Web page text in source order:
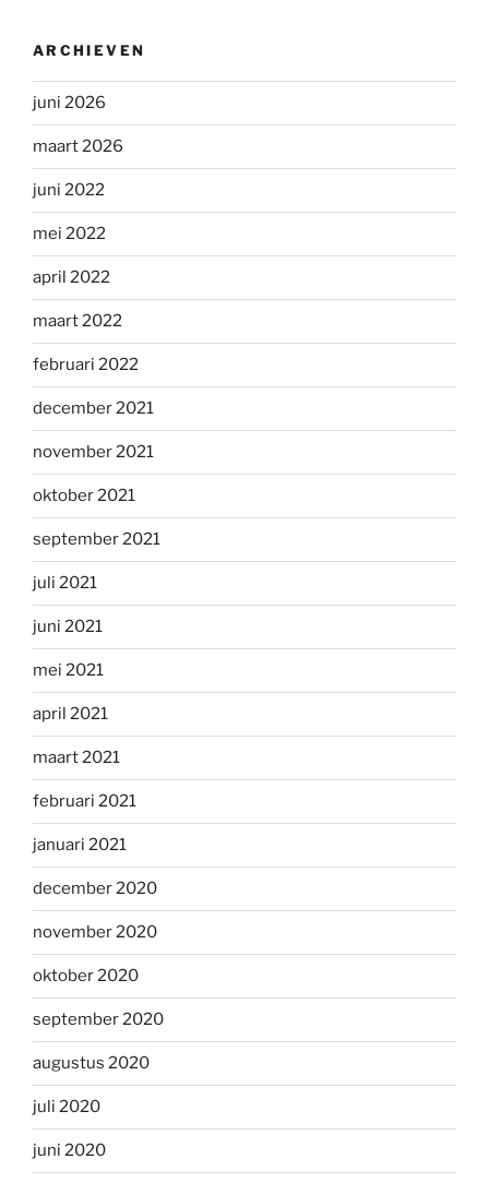
ARCHIEVEN
juni 2026
maart 2026
juni 2022
mei 2022
april 2022
maart 2022
februari 2022
december 2021
november 2021
oktober 2021
september 2021
juli 2021
juni 2021
mei 2021
april 2021
maart 2021
februari 2021
januari 2021
december 2020
november 2020
oktober 2020
september 2020
augustus 2020
juli 2020
juni 2020